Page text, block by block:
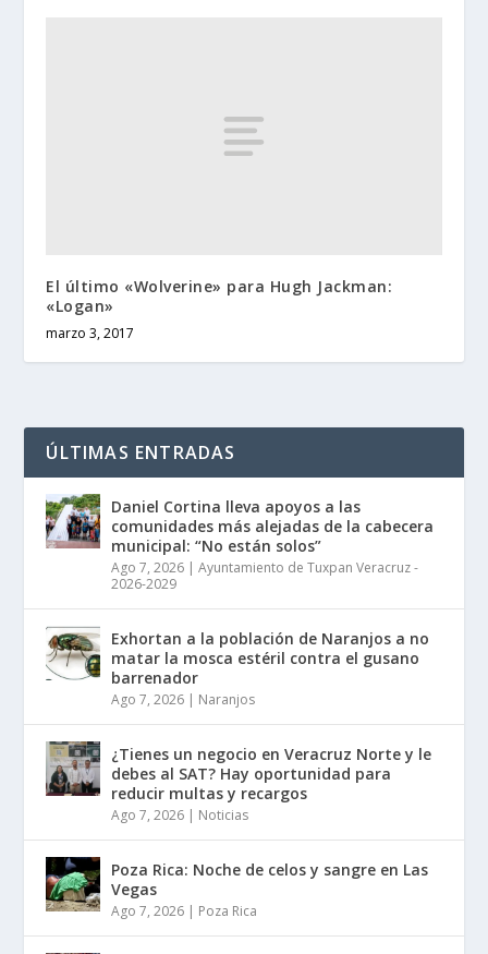
El último «Wolverine» para Hugh Jackman:
«Logan»
marzo 3, 2017
ÚLTIMAS ENTRADAS
Daniel Cortina lleva apoyos a las
comunidades más alejadas de la cabecera
municipal: “No están solos”
Ago 7, 2026 |Ayuntamiento de Tuxpan Veracruz -
2026-2029
Exhortan a la población de Naranjos a no
matar la mosca estéril contra el gusano
barrenador
Ago 7, 2026 | Naranjos
¿Tienes un negocio en Veracruz Norte y le
debes al SAT? Hay oportunidad para
reducir multas y recargos
Ago 7, 2026 | Noticias
Poza Rica: Noche de celos y sangre en Las
Vegas
Ago 7, 2026 | Poza Rica